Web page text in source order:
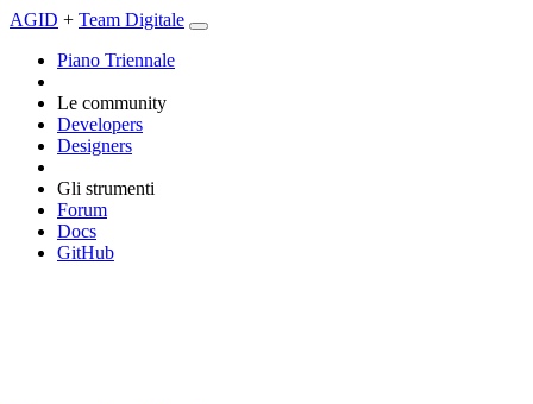
AGID + Team Digitale
Piano Triennale
Le community
Developers
Designers
Gli strumenti
Forum
Docs
GitHub